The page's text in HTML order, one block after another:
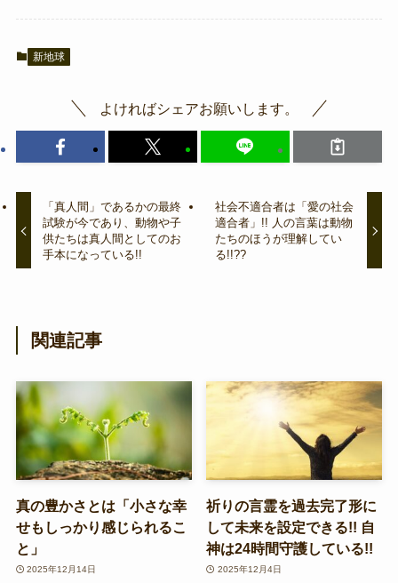
新地球
よければシェアお願いします。
「真人間」であるかの最終
試験が今であり、動物や子
供たちは真人間としてのお
手本になっている!!
社会不適合者は「愛の社会
適合者」!! 人の言葉は動物
たちのほうが理解してい
る!!??
関連記事
真の豊かさとは「小さな幸
せもしっかり感じられるこ
と」
2025年12月14日
祈りの言霊を過去完了形に
して未来を設定できる!! 自
神は24時間守護している!!
2025年12月4日